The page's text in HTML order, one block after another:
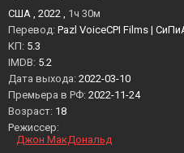
США , 2022 , 1ч 30м
Перевод: Pazl VoiceCPI Films |
KП: 5.3
IMDB: 5.2
Дата выхода: 2022-03-10
Премьера в РФ: 2022-11-24
Возраст: 18
Режиссер:
Джон МакДональд